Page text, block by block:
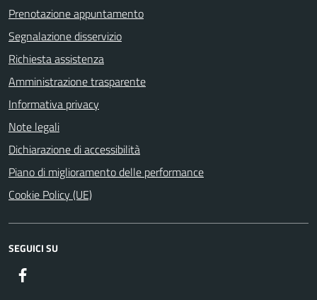
Prenotazione appuntamento
Segnalazione disservizio
Richiesta assistenza
Amministrazione trasparente
Informativa privacy
Note legali
Dichiarazione di accessibilità
Piano di miglioramento delle performance
Cookie Policy (UE)
SEGUICI SU